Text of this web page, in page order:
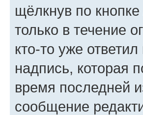
щёлкнув по кнопке
только в течение
кто-то уже
надпись, которая
время последней
сообщение